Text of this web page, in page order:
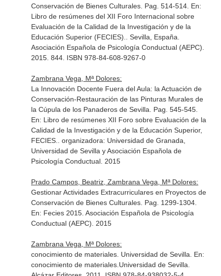
Conservación de Bienes Culturales. Pag. 514-514. En:
Libro de resúmenes del XII Foro Internacional sobre
Evaluación de la Calidad de la Investigación y de la
Educación Superior (FECIES).
. Sevilla, España.
Asociación Española de Psicología Conductual (AEPC).
2015. 844. ISBN 978-84-608-9267-0
Zambrana Vega, Mª Dolores:
La Innovación Docente Fuera del Aula: la Actuación de
Conservación-Restauración de las Pinturas Murales de
la Cúpula de los Panaderos de Sevilla. Pag. 545-545.
En: Libro de resúmenes XII Foro sobre Evaluación de la
Calidad de la Investigación y de la Educación Superior,
FECIES.
. organizadora: Universidad de Granada,
Universidad de Sevilla y Asociación Española de
Psicología Conductual. 2015
Prado Campos, Beatriz, Zambrana Vega, Mª Dolores:
Gestionar Actividades Extracurriculares en Proyectos de
Conservación de Bienes Culturales. Pag. 1299-1304.
En: Fecies 2015. Asociación Española de Psicología
Conductual (AEPC). 2015
Zambrana Vega, Mª Dolores:
conocimiento de materiales. Universidad de Sevilla. En:
conocimiento de materiales.Universidad de Sevilla